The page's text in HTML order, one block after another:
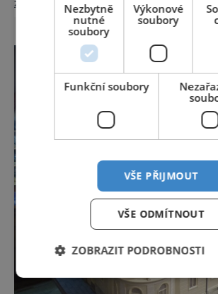
naprosto výjimečné a přitom
obyčejné. Na nic speciálního si
a právě proto lidi okouzlují.
přímo v historickém centru
zobrazit více >>Nezbytně
nutné
soubory
Výkonové
soubory
Funkční soubory
VŠE PŘIJMOUT
VŠE ODMÍTNOUT
ZOBRAZIT PODROBNOSTI